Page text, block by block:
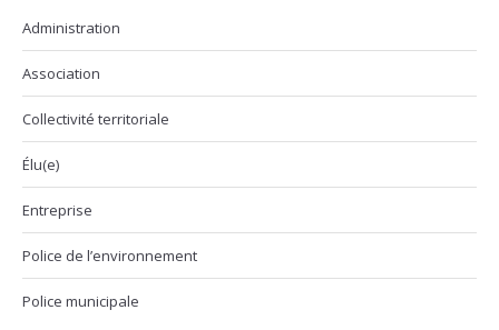
Administration
Association
Collectivité territoriale
Élu(e)
Entreprise
Police de l’environnement
Police municipale